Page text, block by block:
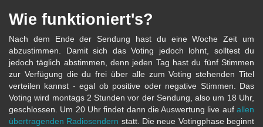
Wie funktioniert's?
Nach dem Ende der Sendung hast du eine Woche Zeit um
abzustimmen. Damit sich das Voting jedoch lohnt, solltest du
jedoch täglich abstimmen, denn jeden Tag hast du fünf Stimmen
zur Verfügung die du frei über alle zum Voting stehenden Titel
verteilen kannst - egal ob positive oder negative Stimmen. Das
Voting wird montags 2 Stunden vor der Sendung, also um 18 Uhr,
geschlossen. Um 20 Uhr findet dann die Auswertung live auf allen
übertragenden Radiosendern statt. Die neue Votingphase beginnt